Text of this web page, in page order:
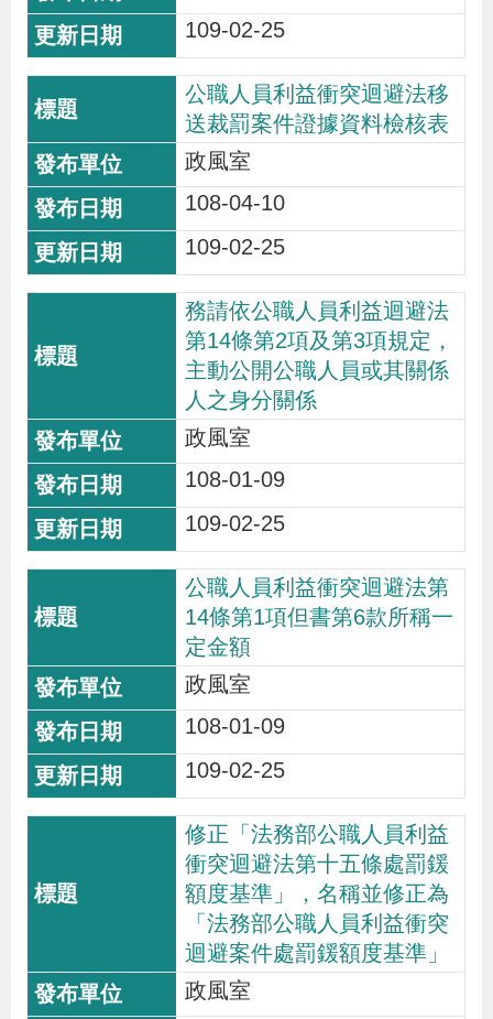
109-02-25
公職人員利益衝突迴避法移
送裁罰案件證據資料檢核表
政風室
108-04-10
109-02-25
務請依公職人員利益迴避法
第14條第2項及第3項規定，
主動公開公職人員或其關係
人之身分關係
政風室
108-01-09
109-02-25
公職人員利益衝突迴避法第
14條第1項但書第6款所稱一
定金額
政風室
108-01-09
109-02-25
修正「法務部公職人員利益
衝突迴避法第十五條處罰鍰
額度基準」，名稱並修正為
「法務部公職人員利益衝突
迴避案件處罰鍰額度基準」
政風室